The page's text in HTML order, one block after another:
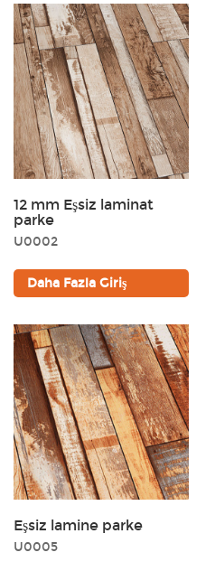
12 mm Eşsiz laminat
parke
U0002
Daha Fazla Giriş
Eşsiz lamine parke
U0005